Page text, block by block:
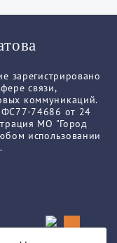
зарегистрировано
связи,
коммуникаций.
74686 от 24
МО "Город
использовании